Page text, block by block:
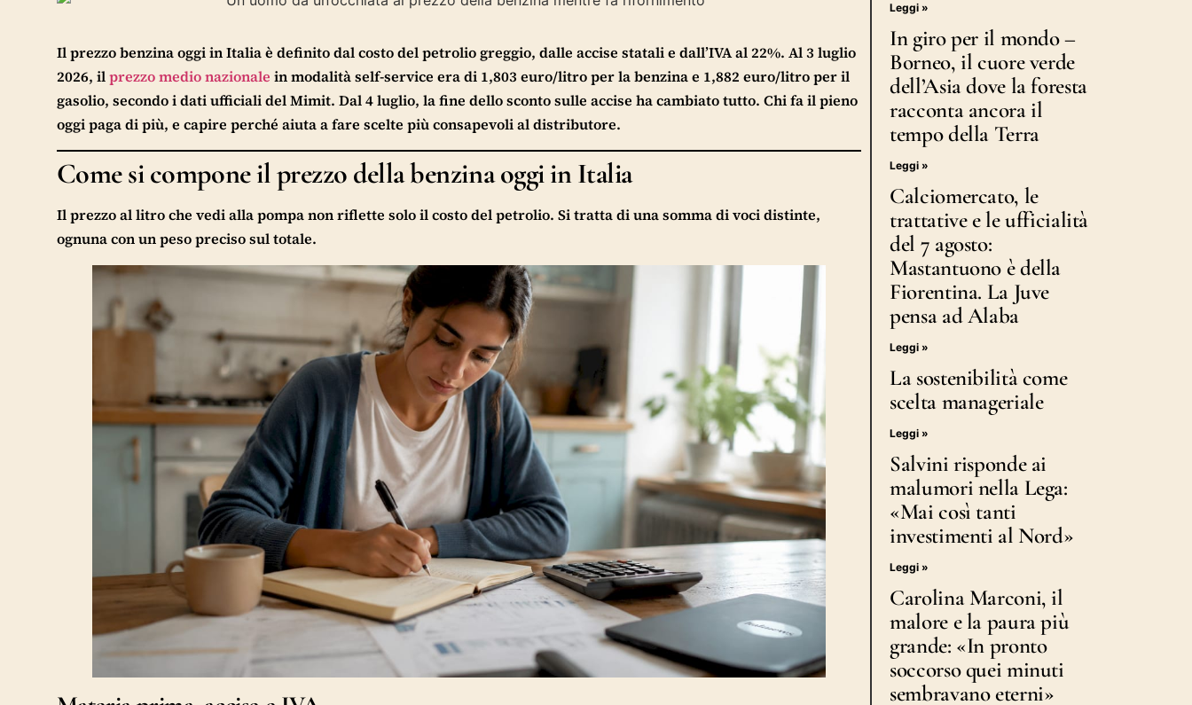
Il prezzo benzina oggi in Italia è definito dal costo del petrolio greggio, dalle accise statali e dall’IVA al 22%. Al 3 luglio
2026, ilprezzo medio nazionale in modalità self-service era di 1,803 euro/litro per la benzina e 1,882 euro/litro per il
gasolio, secondo i dati ufficiali del Mimit. Dal 4 luglio, la fine dello sconto sulle accise ha cambiato tutto. Chi fa il pieno
oggi paga di più, e capire perché aiuta a fare scelte più consapevoli al distributore.
Come si compone il prezzo della benzina oggi in Italia
Il prezzo al litro che vedi alla pompa non riflette solo il costo del petrolio. Si tratta di una somma di voci distinte,
ognuna con un peso preciso sul totale.
Leggi »
In giro per il mondo –
Borneo, il cuore verde
dell’Asia dove la foresta
racconta ancora il
tempo della Terra
Leggi »
Calciomercato, le
trattative e le ufficialità
del 7 agosto:
Mastantuono è della
Fiorentina. La Juve
pensa ad Alaba
Leggi »
La sostenibilità come
scelta manageriale
Leggi »
Salvini risponde ai
malumori nella Lega:
«Mai così tanti
investimenti al Nord»
Leggi »
Carolina Marconi, il
malore e la paura più
grande: «In pronto
soccorso quei minuti
sembravano eterni»